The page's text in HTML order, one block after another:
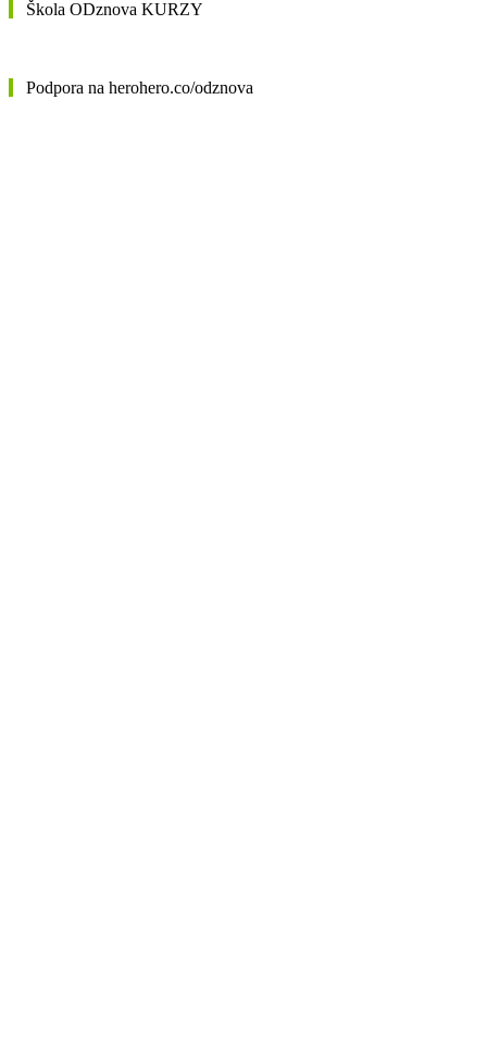
Škola ODznova KURZY
Podpora na herohero.co/odznova